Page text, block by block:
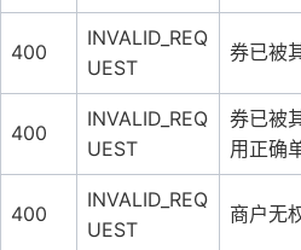
400
INVALID_REQ
UEST
券已被
400
INVALID_REQ
UEST
券已被
用正确
400
INVALID_REQ
UEST
商户无